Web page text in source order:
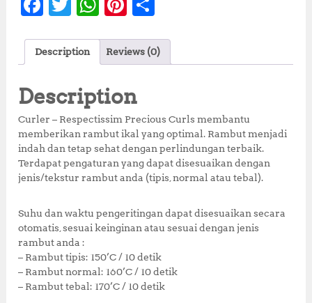
c
b
o
o
k
it
r
at
s
A
p
p
te
r
e
st
a
r
Description Reviews (0)
Description
Curler – Respectissim Precious Curls membantu
memberikan rambut ikal yang optimal. Rambut menjadi
indah dan tetap sehat dengan perlindungan terbaik.
Terdapat pengaturan yang dapat disesuaikan dengan
jenis/tekstur rambut anda (tipis, normal atau tebal).
Suhu dan waktu pengeritingan dapat disesuaikan secara
otomatis, sesuai keinginan atau sesuai dengan jenis
rambut anda :
– Rambut tipis: 150’C / 10 detik
– Rambut normal: 160’C / 10 detik
– Rambut tebal: 170’C / 10 detik